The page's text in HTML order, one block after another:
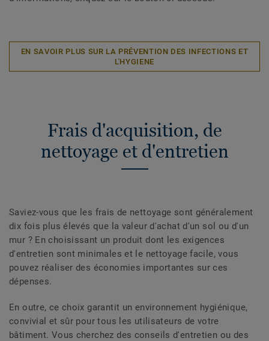
EN SAVOIR PLUS SUR LA PRÉVENTION DES INFECTIONS ET
L'HYGIENE
Frais d'acquisition, de
nettoyage et d'entretien
Saviez-vous que les frais de nettoyage sont généralement
dix fois plus élevés que la valeur d'achat d'un sol ou d'un
mur ? En choisissant un produit dont les exigences
d'entretien sont minimales et le nettoyage facile, vous
pouvez réaliser des économies importantes sur ces
dépenses.
En outre, ce choix garantit un environnement hygiénique,
convivial et sûr pour tous les utilisateurs de votre
bâtiment. Vous cherchez des conseils d'entretien ou des